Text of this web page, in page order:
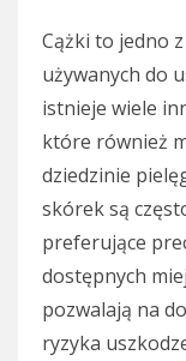
Cążki to jedno
używanych do
istnieje wiele
które również
dziedzinie
skórek są
preferujące
dostępnych
pozwalają na
ryzyka